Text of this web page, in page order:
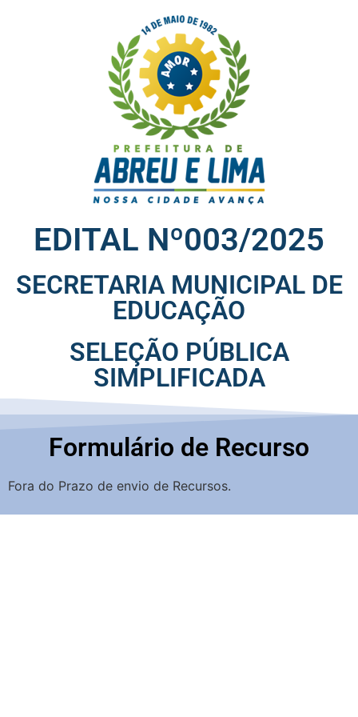
EDITAL Nº003/2025
SECRETARIA MUNICIPAL DE
EDUCAÇÃO
SELEÇÃO PÚBLICA
SIMPLIFICADA
Formulário de Recurso
Fora do Prazo de envio de Recursos.